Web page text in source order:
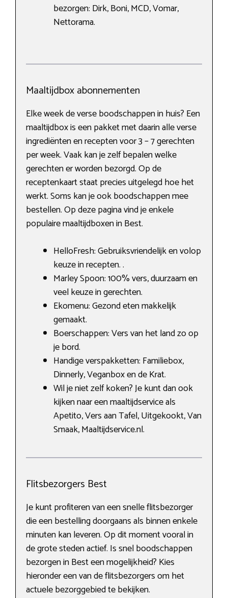
bezorgen: Dirk, Boni, MCD, Vomar,
Nettorama.
Maaltijdbox abonnementen
Elke week de verse boodschappen in huis? Een
maaltijdbox is een pakket met daarin alle verse
ingrediënten en recepten voor 3 – 7 gerechten
per week. Vaak kan je zelf bepalen welke
gerechten er worden bezorgd. Op de
receptenkaart staat precies uitgelegd hoe het
werkt. Soms kan je ook boodschappen mee
bestellen. Op deze pagina vind je enkele
populaire maaltijdboxen in Best.
HelloFresh: Gebruiksvriendelijk en volop
keuze in recepten. .
Marley Spoon: 100% vers, duurzaam en
veel keuze in gerechten.
Ekomenu: Gezond eten makkelijk
gemaakt.
Boerschappen: Vers van het land zo op
je bord.
Handige verspakketten: Familiebox,
Dinnerly, Veganbox en de Krat.
Wil je niet zelf koken? Je kunt dan ook
kijken naar een maaltijdservice als
Apetito, Vers aan Tafel, Uitgekookt, Van
Smaak, Maaltijdservice.nl.
Flitsbezorgers Best
Je kunt profiteren van een snelle flitsbezorger
die een bestelling doorgaans als binnen enkele
minuten kan leveren. Op dit moment vooral in
de grote steden actief. Is snel boodschappen
bezorgen in Best een mogelijkheid? Kies
hieronder een van de flitsbezorgers om het
actuele bezorggebied te bekijken.